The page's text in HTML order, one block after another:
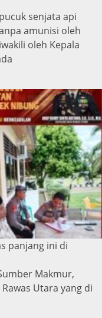
senjata api
amunisi oleh
oleh Kepala
panjang ini di
Makmur,
Utara yang di